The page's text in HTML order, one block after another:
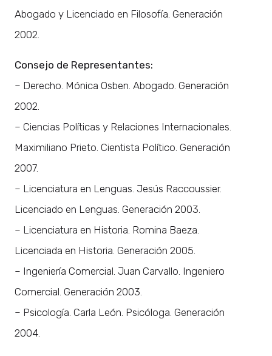
Abogado y Licenciado en Filosofía. Generación
2002.
Consejo de Representantes:
– Derecho. Mónica Osben. Abogado. Generación
2002.
– Ciencias Políticas y Relaciones Internacionales.
Maximiliano Prieto. Cientista Político. Generación
2007.
– Licenciatura en Lenguas. Jesús Raccoussier.
Licenciado en Lenguas. Generación 2003.
– Licenciatura en Historia. Romina Baeza.
Licenciada en Historia. Generación 2005.
– Ingeniería Comercial. Juan Carvallo. Ingeniero
Comercial. Generación 2003.
– Psicología. Carla León. Psicóloga. Generación
2004.